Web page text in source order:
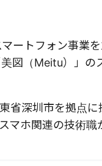
ートフォン事業
図（Meitu）」の
省深圳市を拠点
ホ関連の技術職